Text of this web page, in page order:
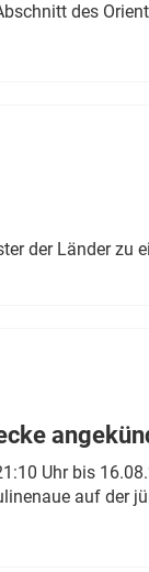
des
der Länder zu
Uhr bis
auf der